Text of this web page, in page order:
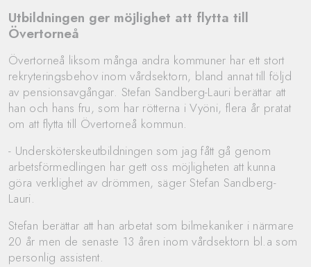
Utbildningen ger möjlighet att flytta till
Övertorneå
Övertorneå liksom många andra kommuner har ett stort
rekryteringsbehov inom vårdsektorn, bland annat till följd
av pensionsavgångar. Stefan Sandberg-Lauri berättar att
han och hans fru, som har rötterna i Vyöni, flera år pratat
om att flytta till Övertorneå kommun.
- Undersköterskeutbildningen som jag fått gå genom
arbetsförmedlingen har gett oss möjligheten att kunna
göra verklighet av drömmen, säger Stefan Sandberg-
Lauri.
Stefan berättar att han arbetat som bilmekaniker i närmare
20 år men de senaste 13 åren inom vårdsektorn bl.a som
personlig assistent.